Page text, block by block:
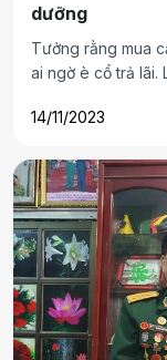
dưỡng
Tưởng rằng mua
ai ngờ è cổ trả lãi.
14/11/2023